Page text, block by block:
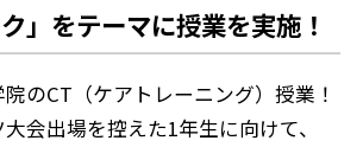
ク」をテーマに授業を実施！
のCT（ケアトレーニング）授業！
会出場を控えた1年生に向けて、